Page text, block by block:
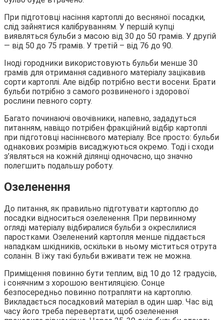
При підготовці насіння картоплі до весняної посадки,
слід зайнятися калібруванням. У першій купці
виявляться бульби з масою від 30 до 50 грамів. У другій
— від 50 до 75 грамів. У третій – від 76 до 90.
Іноді городники використовують бульби менше 30
грамів для отримання садивного матеріалу зацікавив
сорти картоплі. Але відбір потрібно вести восени. Брати
бульби потрібно з самого розвиненого і здорової
рослини певного сорту.
Багато починаючі овочівники, напевно, зададуться
питанням, навіщо потрібен фракційний відбір картоплі
при підготовці насіннєвого матеріалу. Все просто: бульби
однакових розмірів висаджуються окремо. Тоді і сходи
з’являться на кожній ділянці одночасно, що значно
полегшить подальшу роботу.
Озеленення
До питання, як правильно підготувати картоплю до
посадки відноситься озеленення. При первинному
огляді матеріалу відбиралися бульби з окреслилися
паростками. Озеленений картопля менше піддається
нападкам шкідників, оскільки в ньому міститься отрута
соланін. В їжу такі бульби вживати теж не можна.
Приміщення повинно бути теплим, від 10 до 12 градусів,
і сонячним з хорошою вентиляцією. Сонце
безпосередньо повинно потрапляти на картоплю.
Викладається посадковий матеріал в один шар. Час від
часу його треба перевертати, щоб озеленення